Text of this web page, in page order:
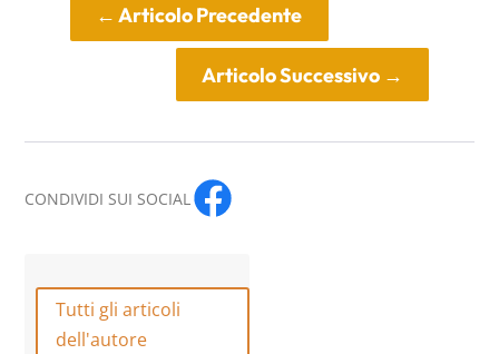
←Articolo Precedente
Articolo Successivo→
CONDIVIDI SUI SOCIAL
Tutti gli articoli
dell'autore